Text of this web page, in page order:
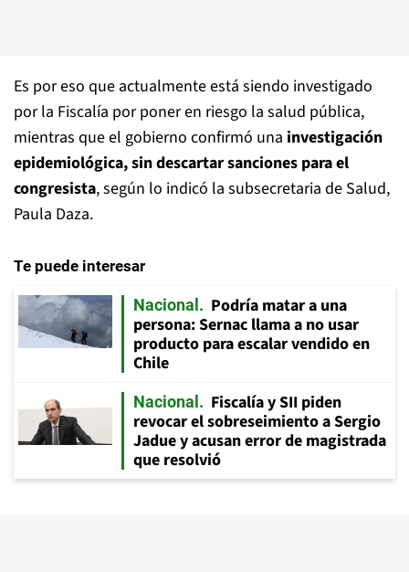
Es por eso que actualmente está siendo investigado
por la Fiscalía por poner en riesgo la salud pública,
mientras que el gobierno confirmó una investigación
epidemiológica, sin descartar sanciones para el
congresista, según lo indicó la subsecretaria de Salud,
Paula Daza.
Te puede interesar
Nacional
Podría matar a una
persona: Sernac llama a no usar
producto para escalar vendido en
Chile
Nacional
Fiscalía y SII piden
revocar el sobreseimiento a Sergio
Jadue y acusan error de magistrada
que resolvió